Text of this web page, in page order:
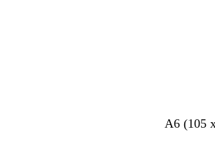
ffc
A6 (105